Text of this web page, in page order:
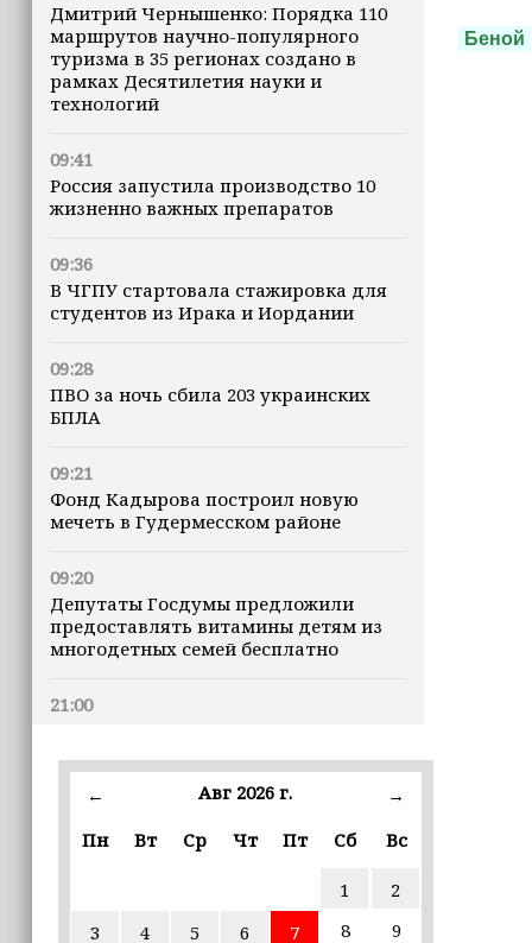
Дмитрий Чернышенко: Порядка 110
маршрутов научно-популярного
туризма в 35 регионах создано в
рамках Десятилетия науки и
технологий
09:41
Россия запустила производство 10
жизненно важных препаратов
09:36
В ЧГПУ стартовала стажировка для
студентов из Ирака и Иордании
09:28
ПВО за ночь сбила 203 украинских
БПЛА
09:21
Фонд Кадырова построил новую
мечеть в Гудермесском районе
09:20
Депутаты Госдумы предложили
предоставлять витамины детям из
многодетных семей бесплатно
21:00
ремонта в школах Грозного
19:18
В Чеченской Республике подвели
итоги совещания по безопасности и
← Авг 2026 г.
→
Пн
Вт Ср Чт Пт Сб Вс
1
2
3
4 5 6 7 8
9
Беной